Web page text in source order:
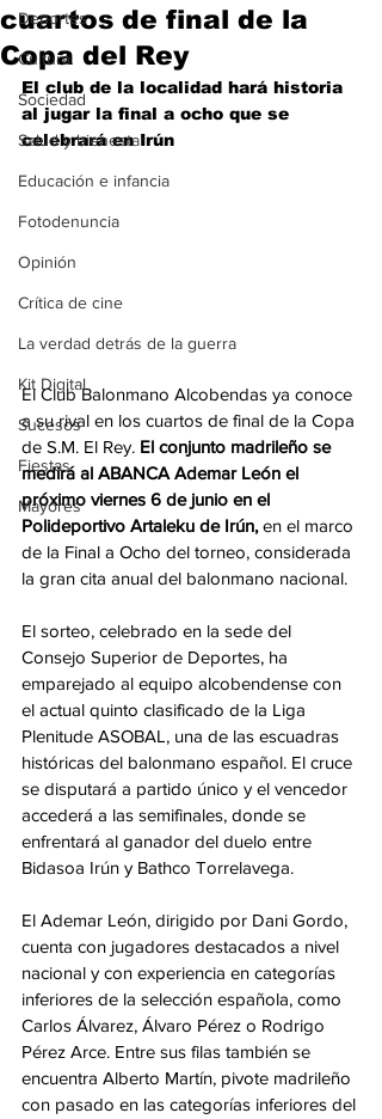
Deportes
Cultura
Sociedad
Salud y bienestar
Educación e infancia
Fotodenuncia
Opinión
Crítica de cine
La verdad detrás de la guerra
Kit Digital
Sucesos
Fiestas
Mayores
cuartos de final de la
Copa del Rey
El club de la localidad hará historia
al jugar la final a ocho que se
celebrará en Irún
El Club Balonmano Alcobendas ya conoce
a su rival en los cuartos de final de la Copa
de S.M. El Rey. El conjunto madrileño se
medirá al ABANCA Ademar León el
próximo viernes 6 de junio en el
Polideportivo Artaleku de Irún, en el marco
de la Final a Ocho del torneo, considerada
la gran cita anual del balonmano nacional.
El sorteo, celebrado en la sede del
Consejo Superior de Deportes, ha
emparejado al equipo alcobendense con
el actual quinto clasificado de la Liga
Plenitude ASOBAL, una de las escuadras
históricas del balonmano español. El cruce
se disputará a partido único y el vencedor
accederá a las semifinales, donde se
enfrentará al ganador del duelo entre
Bidasoa Irún y Bathco Torrelavega.
El Ademar León, dirigido por Dani Gordo,
cuenta con jugadores destacados a nivel
nacional y con experiencia en categorías
inferiores de la selección española, como
Carlos Álvarez, Álvaro Pérez o Rodrigo
Pérez Arce. Entre sus filas también se
encuentra Alberto Martín, pivote madrileño
con pasado en las categorías inferiores del